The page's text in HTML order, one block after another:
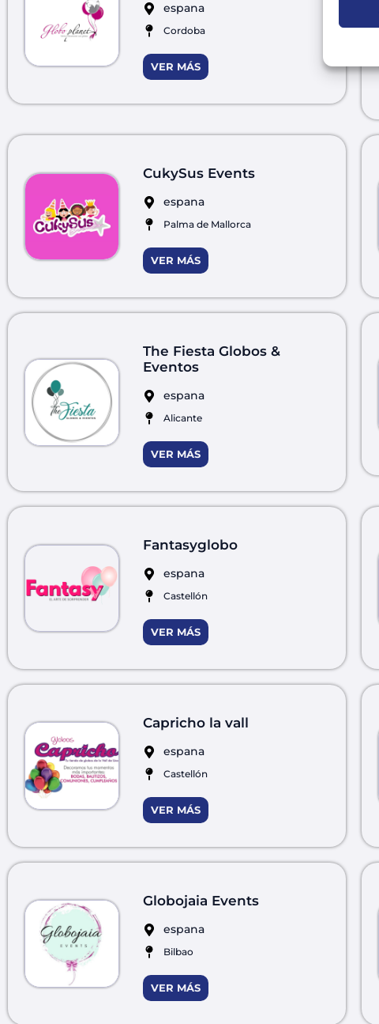
espana
Cordoba
VER MÁS
CukySus Events
espana
Palma de Mallorca
VER MÁS
The Fiesta Globos &
Eventos
espana
Alicante
VER MÁS
Fantasyglobo
espana
Castellón
VER MÁS
Capricho la vall
espana
Castellón
VER MÁS
Globojaia Events
espana
Bilbao
VER MÁS